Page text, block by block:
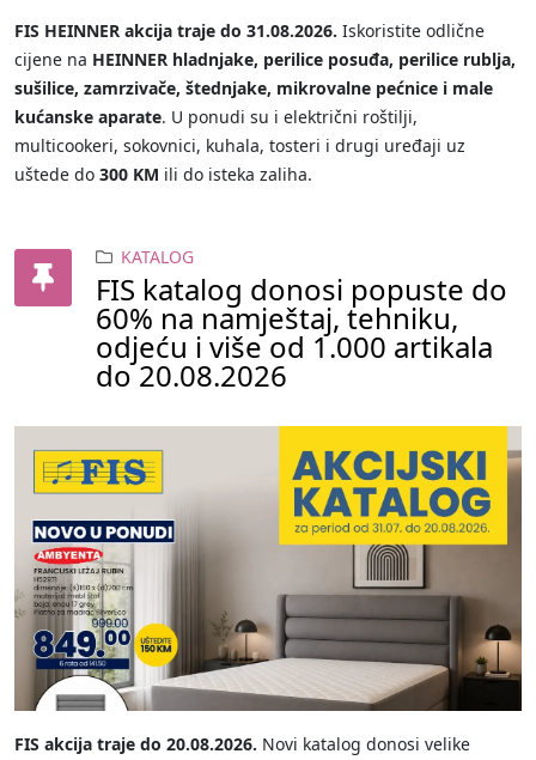
FIS HEINNER akcija traje do 31.08.2026. Iskoristite odlične
cijene na HEINNER hladnjake, perilice posuđa, perilice rublja,
sušilice, zamrzivače, štednjake, mikrovalne pećnice i male
kućanske aparate. U ponudi su i električni roštilji,
multicookeri, sokovnici, kuhala, tosteri i drugi uređaji uz
uštede do 300 KM ili do isteka zaliha.
KATALOG
FIS katalog donosi popuste do
60% na namještaj, tehniku,
odjeću i više od 1.000 artikala
do 20.08.2026
FIS akcija traje do 20.08.2026. Novi katalog donosi velike